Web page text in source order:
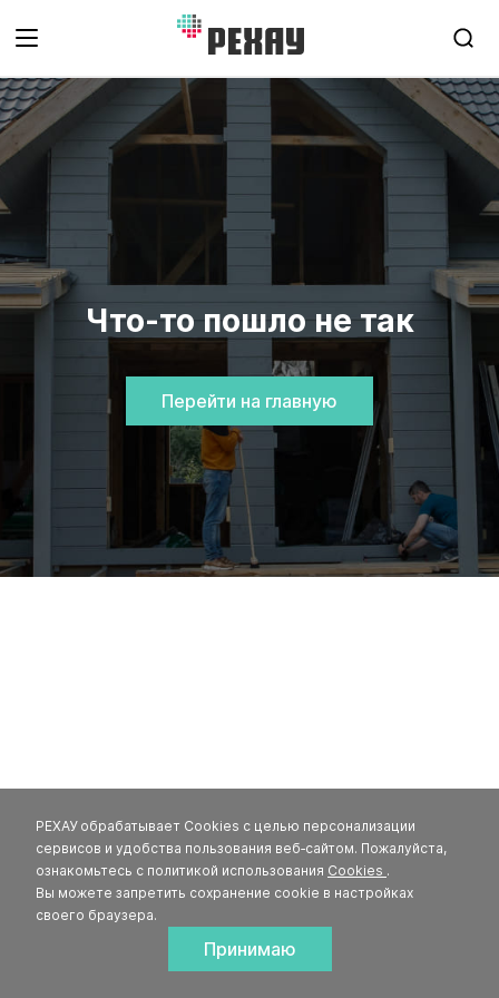
Что-то пошло не так
Перейти на главную
РЕХАУ обрабатывает Cookies с целью персонализации
сервисов и удобства пользования веб‑сайтом. Пожалуйста,
ознакомьтесь с политикой использования Cookies .
Вы можете запретить сохранение cookie в настройках
своего браузера.
Принимаю